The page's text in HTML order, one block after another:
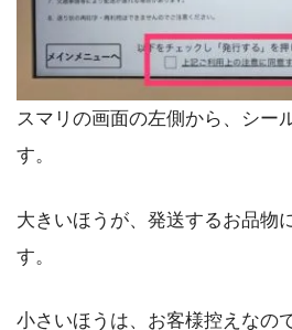
スマリの画面の左側から、シー
す。
大きいほうが、発送するお品物
す。
小さいほうは、お客様控えなの